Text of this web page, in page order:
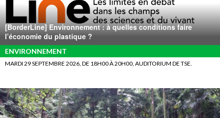
[BorderLine] Environnement : à quelles conditions faire
l’économie du plastique ?
ENVIRONNEMENT
MARDI 29 SEPTEMBRE 2026, DE 18H00 À 20H00, AUDITORIUM DE TSE.